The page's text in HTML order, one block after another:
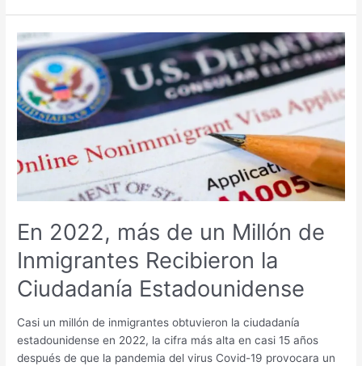
En 2022, más de un Millón de
Inmigrantes Recibieron la
Ciudadanía Estadounidense
Casi un millón de inmigrantes obtuvieron la ciudadanía
estadounidense en 2022, la cifra más alta en casi 15 años
después de que la pandemia del virus Covid-19 provocara un
En
2022,
más
de
un
Inmigrantes
la
Estadounidense